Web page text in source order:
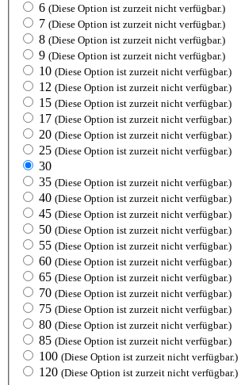
6 (Diese Option ist zurzeit nicht verfügbar.)
7 (Diese Option ist zurzeit nicht verfügbar.)
8 (Diese Option ist zurzeit nicht verfügbar.)
9 (Diese Option ist zurzeit nicht verfügbar.)
10 (Diese Option ist zurzeit nicht verfügbar.)
12 (Diese Option ist zurzeit nicht verfügbar.)
15 (Diese Option ist zurzeit nicht verfügbar.)
17 (Diese Option ist zurzeit nicht verfügbar.)
20 (Diese Option ist zurzeit nicht verfügbar.)
25 (Diese Option ist zurzeit nicht verfügbar.)
30
35 (Diese Option ist zurzeit nicht verfügbar.)
40 (Diese Option ist zurzeit nicht verfügbar.)
45 (Diese Option ist zurzeit nicht verfügbar.)
50 (Diese Option ist zurzeit nicht verfügbar.)
55 (Diese Option ist zurzeit nicht verfügbar.)
60 (Diese Option ist zurzeit nicht verfügbar.)
65 (Diese Option ist zurzeit nicht verfügbar.)
70 (Diese Option ist zurzeit nicht verfügbar.)
75 (Diese Option ist zurzeit nicht verfügbar.)
80 (Diese Option ist zurzeit nicht verfügbar.)
85 (Diese Option ist zurzeit nicht verfügbar.)
100 (Diese Option ist zurzeit nicht verfügbar.)
120 (Diese Option ist zurzeit nicht verfügbar.)